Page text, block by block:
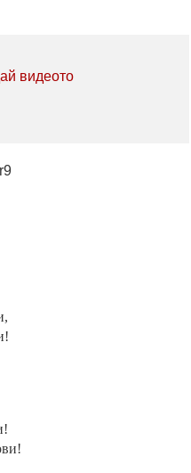
видеото